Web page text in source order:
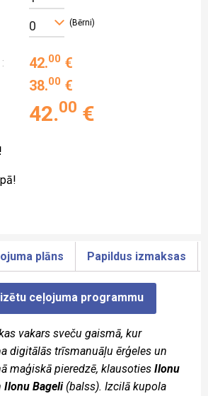
0 (Bērni)
: 42.00 €
38.00 €
42.00 €
plāns Papildus izmaksas
ceļojuma programmu
vakars sveču gaismā, kur
digitālās trīsmanuāļu ērģeles un
maģiskā pieredzē, klausoties Ilonu
Ilonu Bageli(balss). Izcilā kupola